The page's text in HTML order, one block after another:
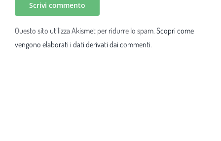
Questo sito utilizza Akismet per ridurre lo spam. Scopri come
vengono elaborati i dati derivati dai commenti.